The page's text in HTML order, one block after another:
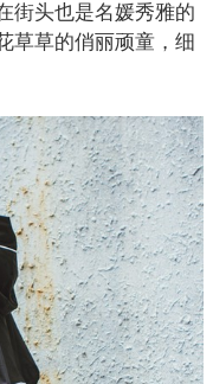
街头也是名媛秀雅的
草草的俏丽顽童，细